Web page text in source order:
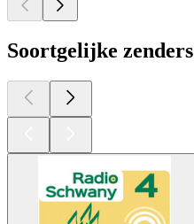
Soortgelijke zenders